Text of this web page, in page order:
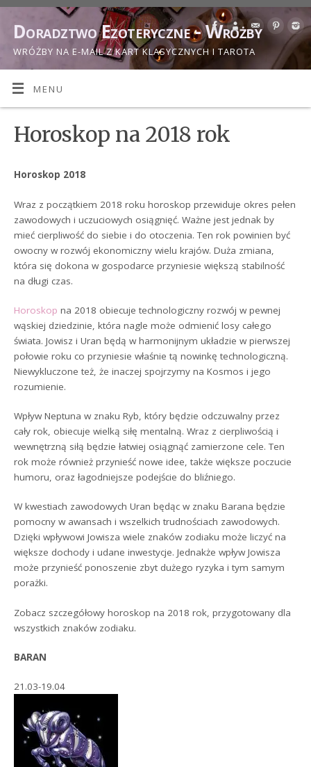
Doradztwo Ezoteryczne - Wróżby
WRÓŻBY NA E-MAIL Z KART KLASYCZNYCH I TAROTA
MENU
Horoskop na 2018 rok
Horoskop 2018
Wraz z początkiem 2018 roku horoskop przewiduje okres pełen
zawodowych i uczuciowych osiągnięć. Ważne jest jednak by
mieć cierpliwość do siebie i do otoczenia. Ten rok powinien być
owocny w rozwój ekonomiczny wielu krajów. Duża zmiana,
która się dokona w gospodarce przyniesie większą stabilność
na długi czas.
Horoskop na 2018 obiecuje technologiczny rozwój w pewnej
wąskiej dziedzinie, która nagle może odmienić losy całego
świata. Jowisz i Uran będą w harmonijnym układzie w pierwszej
połowie roku co przyniesie właśnie tą nowinkę technologiczną.
Niewykluczone też, że inaczej spojrzymy na Kosmos i jego
rozumienie.
Wpływ Neptuna w znaku Ryb, który będzie odczuwalny przez
cały rok, obiecuje wielką siłę mentalną. Wraz z cierpliwością i
wewnętrzną siłą będzie łatwiej osiągnąć zamierzone cele. Ten
rok może również przynieść nowe idee, także większe poczucie
humoru, oraz łagodniejsze podejście do bliźniego.
W kwestiach zawodowych Uran będąc w znaku Barana będzie
pomocny w awansach i wszelkich trudnościach zawodowych.
Dzięki wpływowi Jowisza wiele znaków zodiaku może liczyć na
większe dochody i udane inwestycje. Jednakże wpływ Jowisza
może przynieść ponoszenie zbyt dużego ryzyka i tym samym
porażki.
Zobacz szczegółowy horoskop na 2018 rok, przygotowany dla
wszystkich znaków zodiaku.
BARAN
21.03-19.04